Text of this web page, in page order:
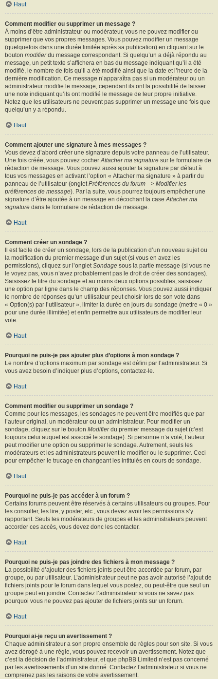
Haut
Comment modifier ou supprimer un message ?
À moins d’être administrateur ou modérateur, vous ne pouvez modifier ou
supprimer que vos propres messages. Vous pouvez modifier un message
(quelquefois dans une durée limitée après sa publication) en cliquant sur le
bouton modifierdu message correspondant. Si quelqu’un a déjà répondu au
message, un petit texte s’affichera en bas du message indiquant qu’il a été
modifié, le nombre de fois qu’il a été modifié ainsi que la date et l’heure de la
dernière modification. Ce message n’apparaîtra pas si un modérateur ou un
administrateur modifie le message, cependant ils ont la possibilité de laisser
une note indiquant qu’ils ont modifié le message de leur propre initiative.
Notez que les utilisateurs ne peuvent pas supprimer un message une fois que
quelqu’un y a répondu.
Haut
Comment ajouter une signature à mes messages ?
Vous devez d’abord créer une signature depuis votre panneau de l’utilisateur.
Une fois créée, vous pouvez cocherAttacher ma signature sur le formulaire de
rédaction de message. Vous pouvez aussi ajouter la signature par défaut à
tous vos messages en activant l’option « Attacher ma signature » à partir du
panneau de l’utilisateur (ongletPréférences du forum --> Modifier les
préférences de message). Par la suite, vous pourrez toujours empêcher une
signature d’être ajoutée à un message en décochant la caseAttacher ma
signature dans le formulaire de rédaction de message.
Haut
Comment créer un sondage ?
Il est facile de créer un sondage, lors de la publication d’un nouveau sujet ou
la modification du premier message d’un sujet (si vous en avez les
permissions), cliquez sur l’ongletSondage sous la partie message (si vous ne
le voyez pas, vous n’avez probablement pas le droit de créer des sondages).
Saisissez le titre du sondage et au moins deux options possibles, saisissez
une option par ligne dans le champ des réponses. Vous pouvez aussi indiquer
le nombre de réponses qu’un utilisateur peut choisir lors de son vote dans
« Option(s) par l’utilisateur », limiter la durée en jours du sondage (mettre « 0 »
pour une durée illimitée) et enfin permettre aux utilisateurs de modifier leur
vote.
Haut
Pourquoi ne puis-je pas ajouter plus d’options à mon sondage ?
Le nombre d’options maximum par sondage est défini par l’administrateur. Si
vous avez besoin d’indiquer plus d’options, contactez-le.
Haut
Comment modifier ou supprimer un sondage ?
Comme pour les messages, les sondages ne peuvent être modifiés que par
l’auteur original, un modérateur ou un administrateur. Pour modifier un
sondage, cliquez sur le bouton Modifierdu premier message du sujet (c’est
toujours celui auquel est associé le sondage). Si personne n’a voté, l’auteur
peut modifier une option ou supprimer le sondage. Autrement, seuls les
modérateurs et les administrateurs peuvent le modifier ou le supprimer. Ceci
pour empêcher le trucage en changeant les intitulés en cours de sondage.
Haut
Pourquoi ne puis-je pas accéder à un forum ?
Certains forums peuvent être réservés à certains utilisateurs ou groupes. Pour
les consulter, les lire, y poster, etc., vous devez avoir les permissions s’y
rapportant. Seuls les modérateurs de groupes et les administrateurs peuvent
accorder ces accès, vous devez donc les contacter.
Haut
Pourquoi ne puis-je pas joindre des fichiers à mon message ?
La possibilité d’ajouter des fichiers joints peut être accordée par forum, par
groupe, ou par utilisateur. L’administrateur peut ne pas avoir autorisé l’ajout de
fichiers joints pour le forum dans lequel vous postez, ou peut-être que seul un
groupe peut en joindre. Contactez l’administrateur si vous ne savez pas
pourquoi vous ne pouvez pas ajouter de fichiers joints sur un forum.
Haut
Pourquoi ai-je reçu un avertissement ?
Chaque administrateur a son propre ensemble de règles pour son site. Si vous
avez dérogé à une règle, vous pouvez recevoir un avertissement. Notez que
c’est la décision de l’administrateur, et que phpBB Limited n’est pas concerné
par les avertissements d’un site donné. Contactez l’administrateur si vous ne
comprenez pas les raisons de votre avertissement.